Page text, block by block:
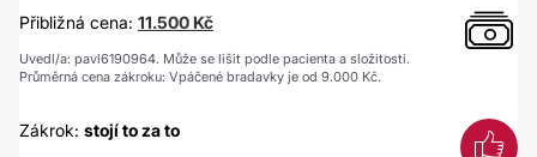
Přibližná cena: 11.500 Kč
Uvedl/a: pavl6190964. Může se lišit podle pacienta a složitosti.
Průměrná cena zákroku: Vpáčené bradavky je od 9.000 Kč.
Zákrok: stojí to za to